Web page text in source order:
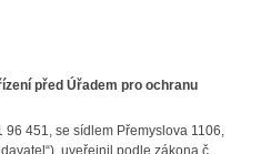
před Úřadem pro ochranu
451, se sídlem Přemyslova 1106,
uveřejnil podle zákona č.